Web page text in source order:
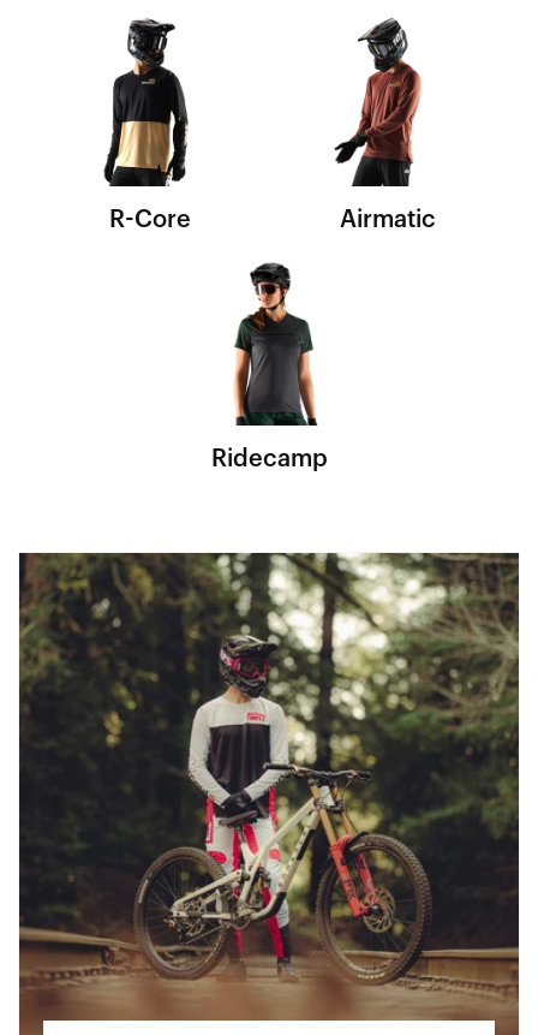
R-Core Airmatic
Ridecamp